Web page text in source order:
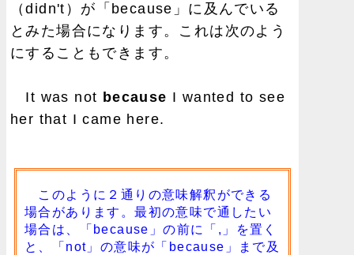
（didn't）が「because」に及んでいる
とみた場合になります。これは次のよう
にすることもできます。
It was not because I wanted to see
her that I came here.
このように２通りの意味解釈ができる
場合があります。最初の意味で通したい
場合は、「because」の前に「,」を置く
と、「not」の意味が「because」まで及